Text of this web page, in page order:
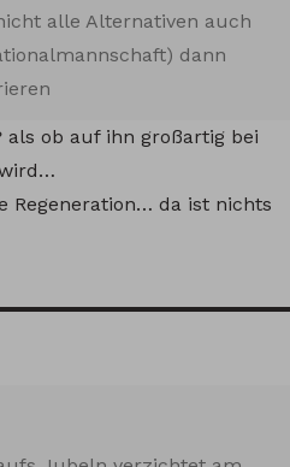
alle Alternativen auch
dann
ob auf ihn großartig bei
Regeneration… da ist nichts